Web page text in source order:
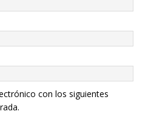
con los siguientes